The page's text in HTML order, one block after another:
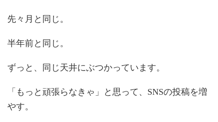
先々月と同じ。
半年前と同じ。
ずっと、同じ天井にぶつかっています。
「もっと頑張らなきゃ」と思って、SNSの投稿を増
やす。